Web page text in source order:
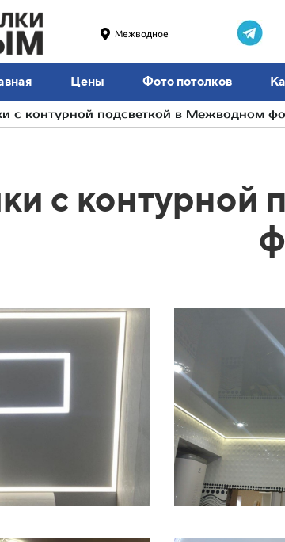
Межводное
Цены Фото потолков
с контурной подсветкой в Межводном
с контурной